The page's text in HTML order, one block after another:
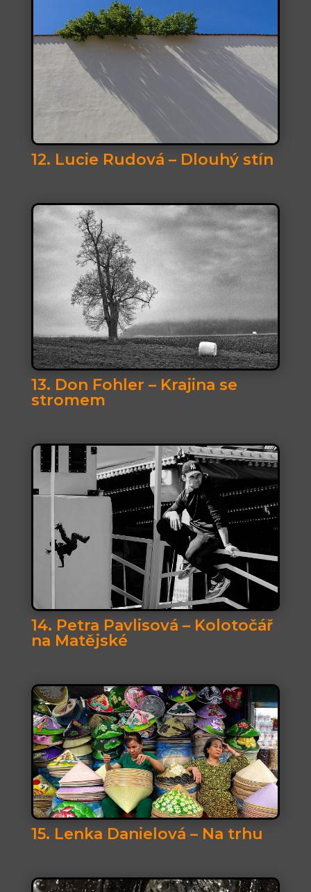
12. Lucie Rudová – Dlouhý stín
13. Don Fohler – Krajina se
stromem
14. Petra Pavlisová – Kolotočář
na Matějské
15. Lenka Danielová – Na trhu